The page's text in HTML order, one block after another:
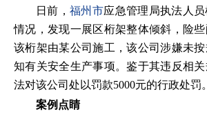
日前，福州市应急管理局执法人
情况，发现一展区桁架整体倾斜，险些
该桁架由某公司施工，该公司涉嫌未
知有关安全生产事项。鉴于其违反相
法对该公司处以罚款5000元的行政处罚。
案例点睛